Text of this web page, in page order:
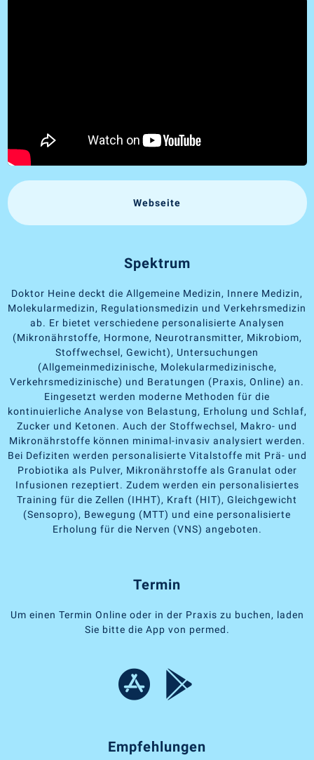
Webseite
Spektrum
Doktor Heine deckt die Allgemeine Medizin, Innere Medizin,
Molekularmedizin, Regulationsmedizin und Verkehrsmedizin
ab. Er bietet verschiedene personalisierte Analysen
(Mikronährstoffe, Hormone, Neurotransmitter, Mikrobiom,
Stoffwechsel, Gewicht), Untersuchungen
(Allgemeinmedizinische, Molekularmedizinische,
Verkehrsmedizinische) und Beratungen (Praxis, Online) an.
Eingesetzt werden moderne Methoden für die
kontinuierliche Analyse von Belastung, Erholung und Schlaf,
Zucker und Ketonen. Auch der Stoffwechsel, Makro- und
Mikronährstoffe können minimal-invasiv analysiert werden.
Bei Defiziten werden personalisierte Vitalstoffe mit Prä- und
Probiotika als Pulver, Mikronährstoffe als Granulat oder
Infusionen rezeptiert. Zudem werden ein personalisiertes
Training für die Zellen (IHHT), Kraft (HIT), Gleichgewicht
(Sensopro), Bewegung (MTT) und eine personalisierte
Erholung für die Nerven (VNS) angeboten.
Termin
Um einen Termin Online oder in der Praxis zu buchen, laden
Sie bitte die App von permed.
Empfehlungen